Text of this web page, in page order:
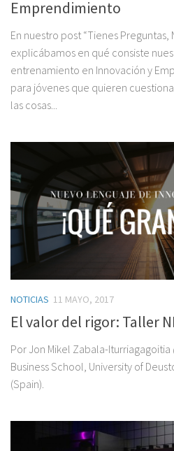
Emprendimiento
En nuestro post “Tienes Preguntas,
explicábamos en qué consiste
entrenamiento en Innovación y
para jóvenes que quieren
las cosas...
NOTICIAS 11 MAYO, 2017
El valor del rigor: Taller
Por Jon Mikel Zabala-
Business School, University of
(Spain).